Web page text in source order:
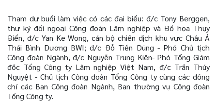
Tham dự buổi làm việc có các đại biểu: đ/c Tony Berggen,
thư ký đối ngoại Công đoàn Lâm nghiệp và Đồ họa Thụy
Điển, đ/c Yan Ke Wong, cán bộ chiến dịch khu vực Châu Á
Thái Bình Dương BWI; đ/c Đỗ Tiến Dũng - Phó Chủ tịch
Công đoàn Ngành, đ/c Nguyễn Trung Kiên- Phó Tổng Giám
đốc Tổng Công ty Lâm nghiệp Việt Nam, đ/c Trần Thúy
Nguyệt - Chủ tịch Công đoàn Tổng Công ty cùng các đồng
chí các Ban Công đoàn Ngành, Ban thường vụ Công đoàn
Tổng Công ty.